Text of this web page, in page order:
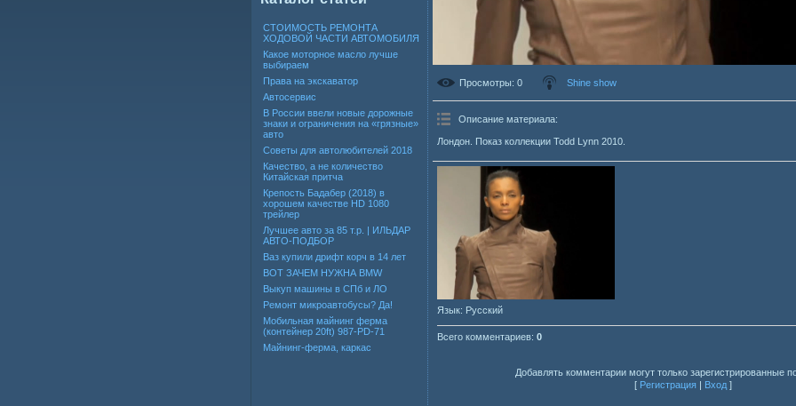
СТОИМОСТЬ РЕМОНТА
ХОДОВОЙ ЧАСТИ АВТОМОБИЛЯ
Какое моторное масло лучше
выбираем
Права на экскаватор
Автосервис
В России ввели новые дорожные
знаки и ограничения на «грязные»
авто
Советы для автолюбителей 2018
Качество, а не количество
Китайская притча
Крепость Бадабер (2018) в
хорошем качестве HD 1080
трейлер
Лучшее авто за 85 т.р. | ИЛЬДАР
АВТО-ПОДБОР
Ваз купили дрифт корч в 14 лет
ВОТ ЗАЧЕМ НУЖНА BMW
Выкуп машины в СПб и ЛО
Ремонт микроавтобусы? Да!
Мобильная майнинг ферма
(контейнер 20ft) 987-PD-71
Майнинг-ферма, каркас
Просмотры: 0 Shine show
Описание материала:
Лондон. Показ коллекции Todd Lynn 2010.
Язык: Русский
Всего комментариев: 0
Добавлять комментарии могут только зарегистрированные
[ Регистрация | Вход ]